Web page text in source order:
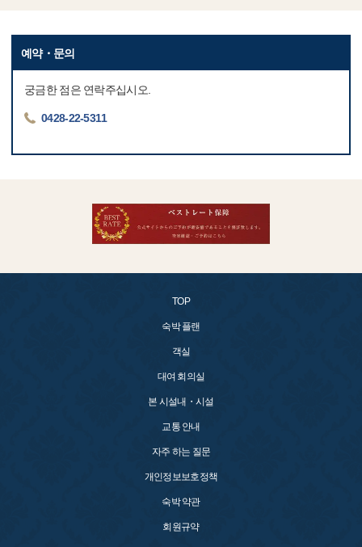
예약・문의
궁금한 점은 연락주십시오.
0428-22-5311
TOP
숙박 플랜
객실
대여 회의실
본 시설내・시설
교통 안내
자주 하는 질문
개인정보보호정책
숙박 약관
회원규약